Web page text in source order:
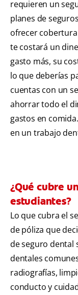
requieren un
planes de
ofrecer
te costará un
gasto más, su
lo que deberías
cuentas con un
ahorrar todo el
gastos en
en un trabajo
¿Qué cubre
estudiantes?
Lo que cubra el
de póliza que
de seguro dental
dentales
radiografías,
conducto y